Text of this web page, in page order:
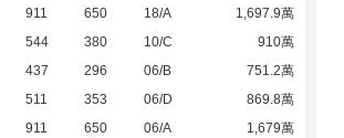
911 650 18/A
1,697.9萬
544 380 10/C
910萬
437 296 06/B
751.2萬
511 353 06/D
869.8萬
911 650 06/A
1,679萬